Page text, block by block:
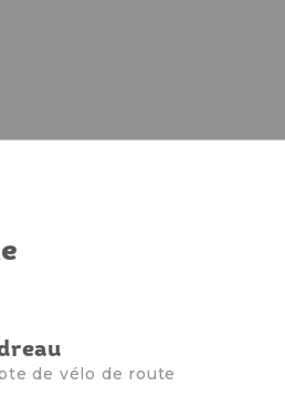
de vélo de route